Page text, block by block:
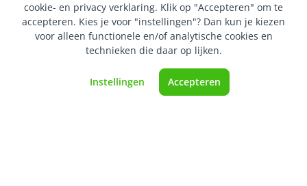
Fotocollectie
Joyce Bloembinderij beschikt over een omvangrijk
digitaal archief aan foto's met een uitgebreid
cookie- en privacy verklaring. Klik op "Accepteren" om te
accepteren. Kies je voor "instellingen"? Dan kun je kiezen
voor alleen functionele en/of analytische cookies en
technieken die daar op lijken.
Instellingen Accepteren